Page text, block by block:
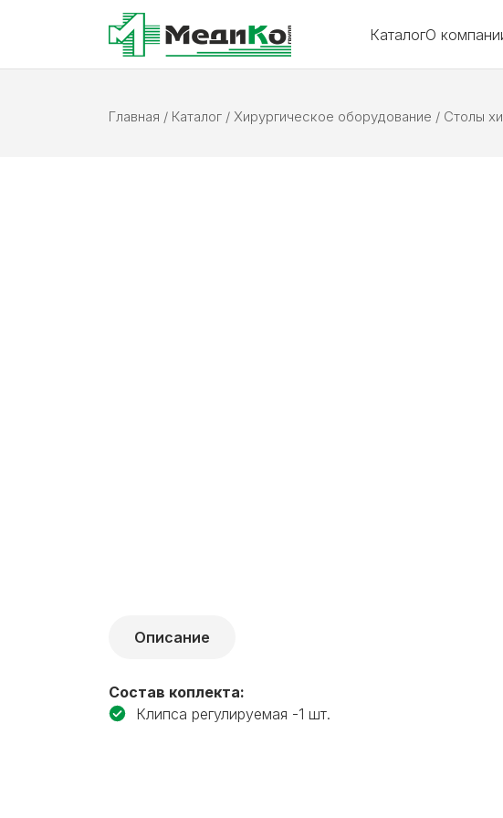
КаталогО
Главная / Каталог / Хирургическое оборудование / Столы
Описание
Состав коплекта:
Клипса регулируемая -1 шт.